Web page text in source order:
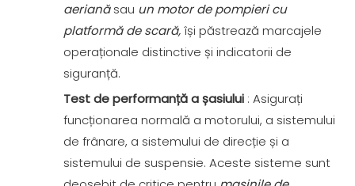
aerianăsau un motor de pompieri cu
platformă de scară,își păstrează marcajele
operaționale distinctive și indicatorii de
siguranță.
Test de performanță a șasiului : Asigurați
funcționarea normală a motorului, a sistemului
de frânare, a sistemului de direcție și a
sistemului de suspensie. Aceste sisteme sunt